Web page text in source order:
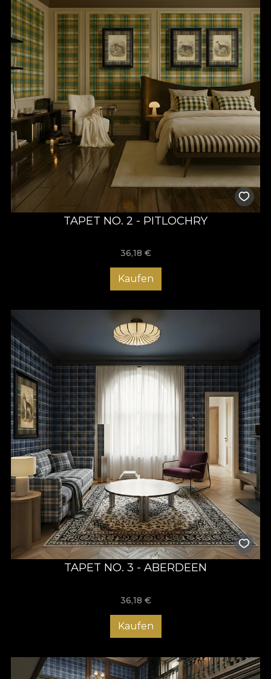
TAPET NO. 2 - PITLOCHRY
36,18 €
Kaufen
TAPET NO. 3 - ABERDEEN
36,18 €
Kaufen